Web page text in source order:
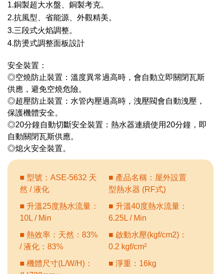
1.銅製超大水盤、銅製考克。
2.抗風型、省能源、外觀精美。
3.三段式火焰調整。
4.防燙式調整面板設計
安全裝置：
◎空燒防止裝置：溫度異常過高時，會自動立即關閉瓦斯
供應，避免空燒危險。
◎超壓防止裝置：水管內壓過高時，洩壓閥會自動洩壓，
保護機體安全。
◎20分鐘自動切斷安全裝置：熱水器連續使用20分鐘，即
自動關閉瓦斯供應。
◎熄火安全裝置。
■ 型號：ASE-5632 天
然 / 液化
■ 產品名稱：屋外設置
型熱水器 (RF式)
■ 升溫25度熱水流量：
10L / Min
■ 升溫40度熱水流量：
6.25L / Min
■ 熱效率：天然：83%
/ 液化：83%
■ 啟動水壓(kgf/cm2)：
0.2 kgf/cm²
■ 機體尺寸(L/W/H)：
■ 淨重：16kg